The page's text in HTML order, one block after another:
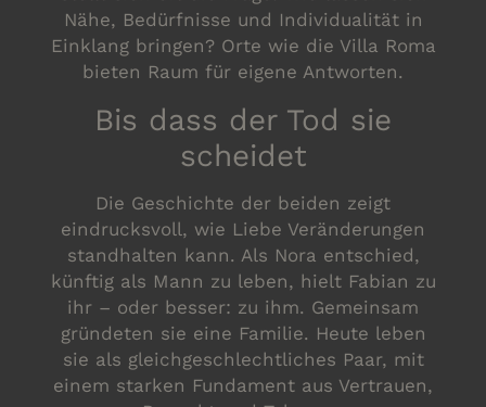
Nähe, Bedürfnisse und Individualität in
Einklang bringen? Orte wie die Villa Roma
bieten Raum für eigene Antworten.
Bis dass der Tod sie
scheidet
Die Geschichte der beiden zeigt
eindrucksvoll, wie Liebe Veränderungen
standhalten kann. Als Nora entschied,
künftig als Mann zu leben, hielt Fabian zu
ihr – oder besser: zu ihm. Gemeinsam
gründeten sie eine Familie. Heute leben
sie als gleichgeschlechtliches Paar, mit
einem starken Fundament aus Vertrauen,